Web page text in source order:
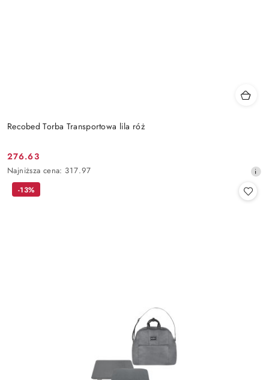
Recobed Torba Transportowa lila róż
Cena
promocyjna:
276.63
Najniższa
cena
Najniższa cena: 317.97
-13%